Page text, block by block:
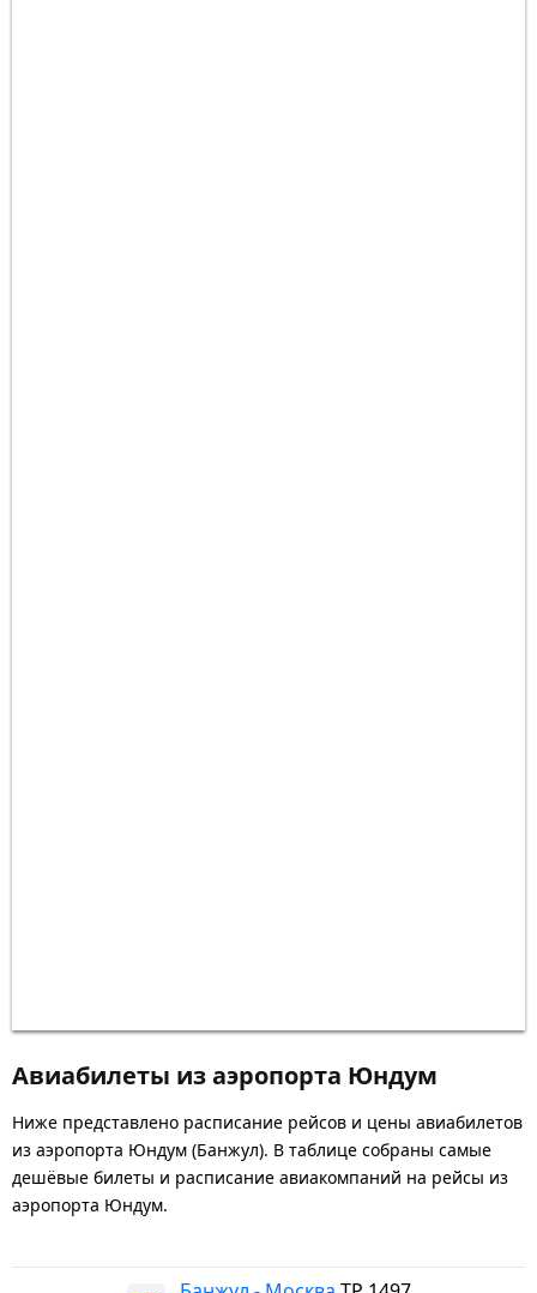
Авиабилеты из аэропорта Юндум
Ниже представлено расписание рейсов и цены авиабилетов
из аэропорта Юндум (Банжул). В таблице собраны самые
дешёвые билеты и расписание авиакомпаний на рейсы из
аэропорта Юндум.